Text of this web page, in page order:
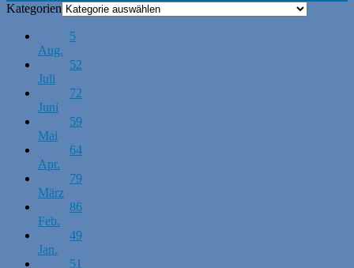
Kategorien
5
Aug.
52
Juli
72
Juni
59
Mai
64
Apr.
79
März
86
Feb.
49
Jan.
51